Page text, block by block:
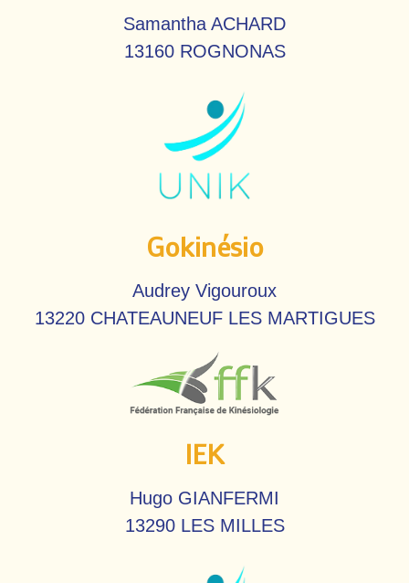
Samantha ACHARD
13160 ROGNONAS
Gokinésio
Audrey Vigouroux
13220 CHATEAUNEUF LES MARTIGUES
IEK
Hugo GIANFERMI
13290 LES MILLES